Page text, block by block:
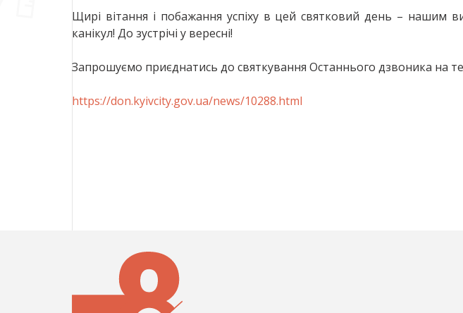
Щирі вітання і побажання успіху в цей святковий день – нашим
канікул! До зустрічі у вересні!
Запрошуємо приєднатись до святкування Останнього дзвоника на
https://don.kyivcity.gov.ua/news/10288.html